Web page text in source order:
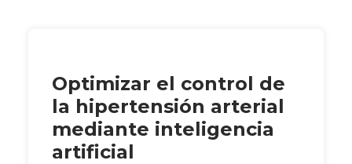
Optimizar el control de
la hipertensión arterial
mediante inteligencia
artificial